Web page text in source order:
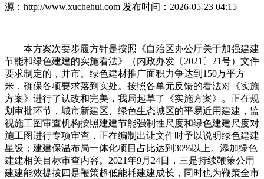
源：http://www.xuchehui.com 发布时间：2026-05-23 04:15
本方案次要步履方针是按照《自治区办公厅关于加强建建
节能和绿色建建的实施看法》（内政办发〔2021〕21号）文件
要求制定的，并市。绿色建材推广面积力争达到150万平方
米，确保各项要求落到实处。按照各单元反馈的看法对《实施
方案》进行了认改和完美，我局起草了《实施方案》。正在规
划审批环节，城市新建区、绿色生态城区的平易近用建建，监
视施工图审查机构按照建建节能强制性尺度和绿色建建尺度对
施工图进行专项审查，正在编制出让文件时予以说明绿色建建
星级；建建保温布局一体化项目占比达到30%以上。添加绿色
建建相关目标审查内容。2021年9月24日，三是持续鞭策公用
建建能效提拔四是鞭策超低能耗建建成长，同时也为鞭策全市